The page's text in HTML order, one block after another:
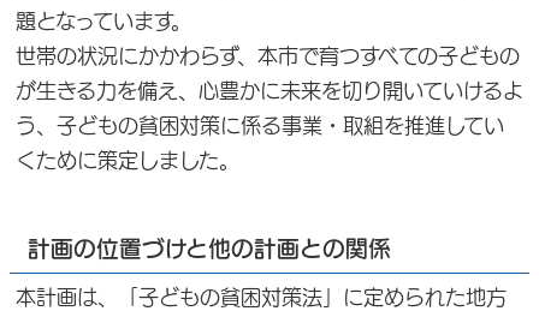
題となっています。
世帯の状況にかかわらず、本市で育つすべての子どもの
が生きる力を備え、心豊かに未来を切り開いていけるよ
う、子どもの貧困対策に係る事業・取組を推進してい
くために策定しました。
計画の位置づけと他の計画との関係
本計画は、「子どもの貧困対策法」に定められた地方